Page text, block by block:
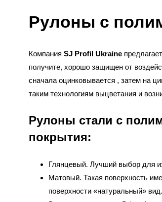
Рулоны с
Компания SJ Profil Ukraine
получите, хорошо защищен от
сначала оцинковывается , затем на
таким технологиям выцветания и
Рулоны стали с
покрытия:
Глянцевый. Лучший выбор для
Матовый. Такая поверхность
поверхности «натуральный» вид.